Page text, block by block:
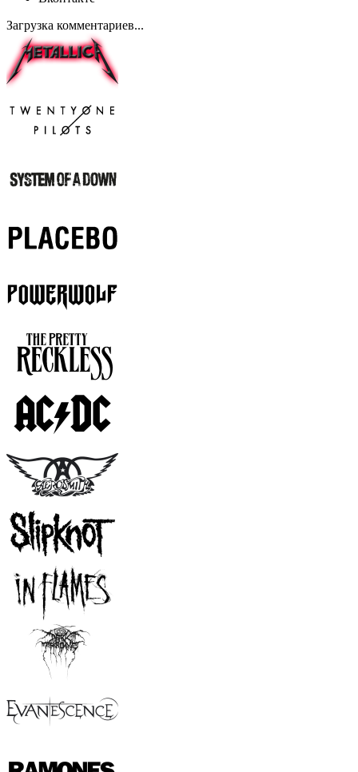
Загрузка комментариев...